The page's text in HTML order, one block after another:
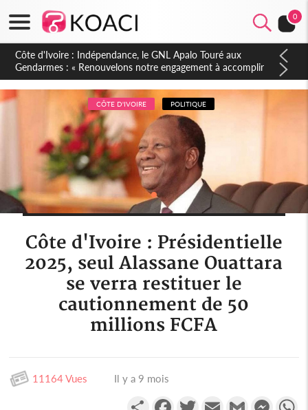
0
Sierra Leone : Un projet de réforme constitutionnelle en
gestation, points clés des amendements, un exclu d'avance
CÔTE D'IVOIRE POLITIQUE
Côte d'Ivoire : Présidentielle
2025, seul Alassane Ouattara
se verra restituer le
cautionnement de 50
millions FCFA
11164 Vues Il y a 9 mois
PartagerFacebookTwitterEmail Gmail